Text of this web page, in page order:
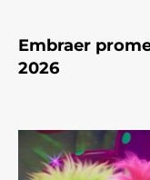
Embraer
2026